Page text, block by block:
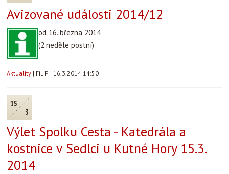
Avizované události 2014/12
od 16. března 2014
(2.neděle postní)
Aktuality | FiLiP | 16.3.2014 14:50
15
3
Výlet Spolku Cesta - Katedrála a
kostnice v Sedlci u Kutné Hory 15.3.
2014